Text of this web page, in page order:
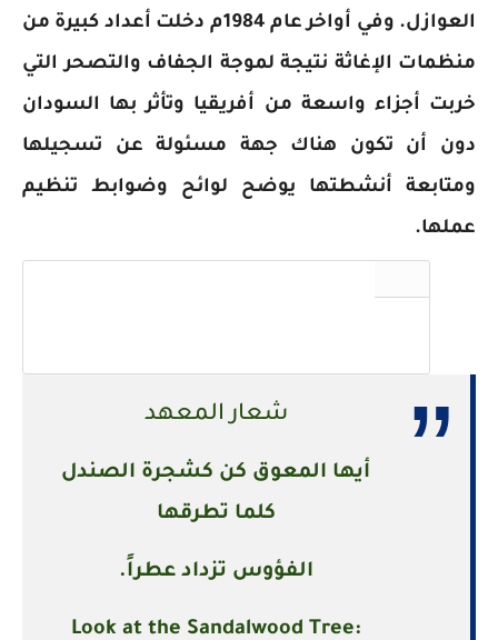
العوازل. وفي أواخر عام 1984م دخلت أعداد كبيرة من
منظمات الإغاثة نتيجة لموجة الجفاف والتصحر التي
خربت أجزاء واسعة من أفريقيا وتأثر بها السودان
دون أن تكون هناك جهة مسئولة عن تسجيلها
ومتابعة أنشطتها يوضح لوائح وضوابط تنظيم
عملها.
شعار المعهد
أيها المعوق كن كشجرة الصندل
كلما تطرقها
الفؤوس تزداد عطراً.
Look at the Sandalwood Tree: